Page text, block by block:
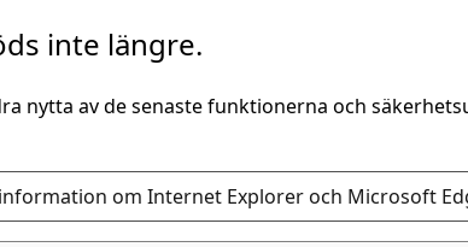
inte längre.
nytta av de senaste funktionerna och
om Internet Explorer och Microsoft